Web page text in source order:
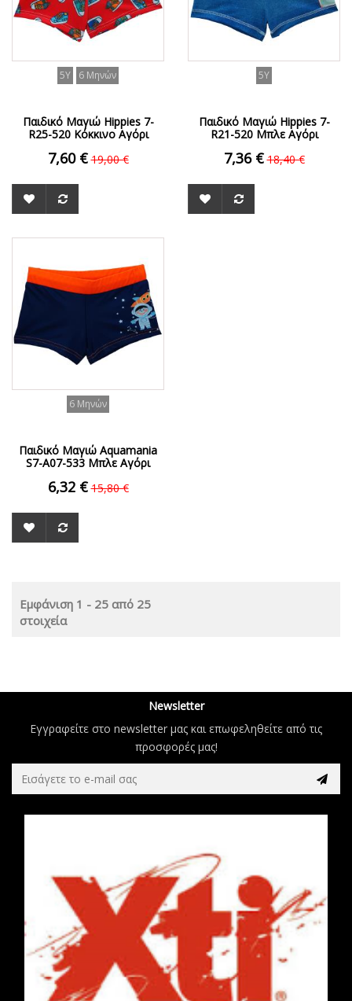
5Y 6 Μηνών
Παιδικό Μαγιώ Hippies 7-
R25-520 Κόκκινο Αγόρι
7,60 € 19,00 €
5Y
Παιδικό Μαγιώ Hippies 7-
R21-520 Μπλε Αγόρι
7,36 € 18,40 €
6 Μηνών
Παιδικό Μαγιώ Aquamania
S7-A07-533 Μπλε Αγόρι
6,32 € 15,80 €
Εμφάνιση 1 - 25 από 25
στοιχεία
Newsletter
Εγγραφείτε στο newsletter μας και επωφεληθείτε από τις
προσφορές μας!